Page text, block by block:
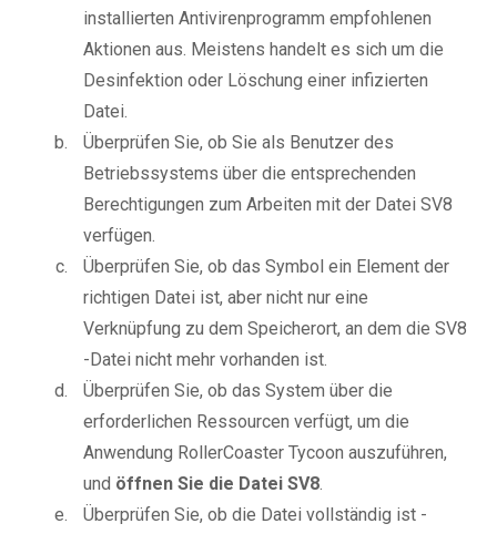
installierten Antivirenprogramm empfohlenen
Aktionen aus. Meistens handelt es sich um die
Desinfektion oder Löschung einer infizierten
Datei.
Überprüfen Sie, ob Sie als Benutzer des
Betriebssystems über die entsprechenden
Berechtigungen zum Arbeiten mit der Datei SV8
verfügen.
Überprüfen Sie, ob das Symbol ein Element der
richtigen Datei ist, aber nicht nur eine
Verknüpfung zu dem Speicherort, an dem die SV8
-Datei nicht mehr vorhanden ist.
Überprüfen Sie, ob das System über die
erforderlichen Ressourcen verfügt, um die
Anwendung RollerCoaster Tycoon auszuführen,
und öffnen Sie die Datei SV8.
Überprüfen Sie, ob die Datei vollständig ist -